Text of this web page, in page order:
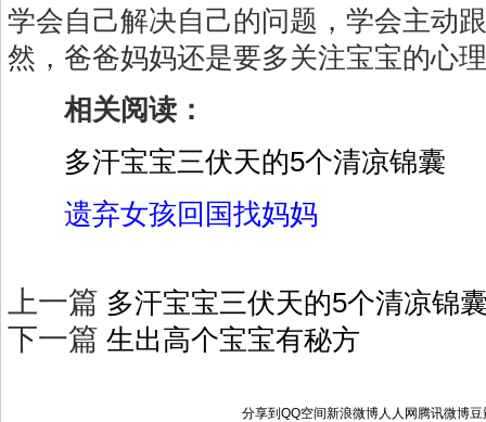
学会自己解决自己的问题，学会主动
然，爸爸妈妈还是要多关注宝宝的心
相关阅读：
多汗宝宝三伏天的5个清凉锦囊
遗弃女孩回国找妈妈
上一篇 多汗宝宝三伏天的5个清凉锦
下一篇 生出高个宝宝有秘方
分享到 QQ空间新浪微博人人网 腾讯微博豆